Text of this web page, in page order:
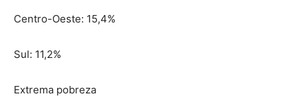
Centro-Oeste: 15,4%
Sul: 11,2%
Extrema pobreza